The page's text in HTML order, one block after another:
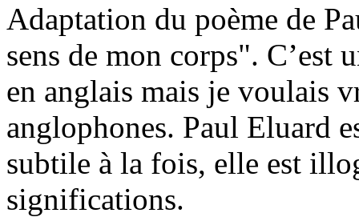
Adaptation du poème de
sens de mon corps". C’est
en anglais mais je voulais
anglophones. Paul Eluard
subtile à la fois, elle est
significations.